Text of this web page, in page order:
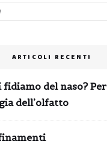
ARTICOLI RECENTI
del naso? Per
dell’olfatto